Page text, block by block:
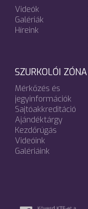
Videók
Galériák
Híreink
SZURKOLÓI ZÓNA
Mérkőzés és
jegyinformációk
Sajtóakkreditáció
Ajándéktárgy
Kezdőrúgás
Videóink
Galériáink